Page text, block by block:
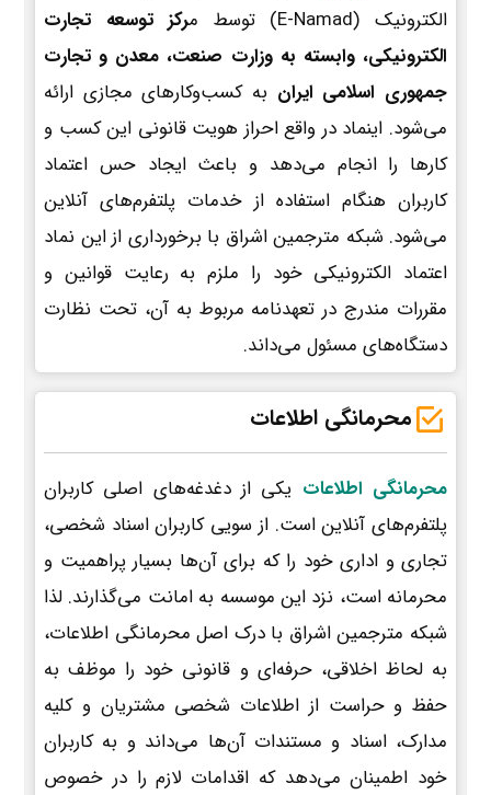
الکترونیک (E-Namad) توسط م
رکز توسعه تجارت
الکترونیکی، وابسته به وزارت صنعت، معدن و تجارت
جمهوری اسلامی ایران به کسب‌وکارهای مجازی ارائه
می‌شود. اینماد در واقع احراز هویت قانونی این کسب و
کارها را انجام می‌دهد و باعث ایجاد حس اعتماد
کاربران هنگام استفاده از خدمات پلتفرم‌های آنلاین
می‌شود. شبکه مترجمین اشراق با برخورداری از این نماد
اعتماد الکترونیکی خود را ملزم به رعایت قوانین و
مقررات مندرج در تعهدنامه مربوط به آن، تحت نظارت
دستگاه‌های مسئول می‌داند.
محرمانگی اطلاعات
محرمانگی اطلاعات یکی از دغدغه‌های اصلی کاربران
پلتفرم‌های آنلاین است. از سویی کاربران اسناد شخصی،
تجاری و اداری خود را که برای آن‌ها بسیار پراهمیت و
محرمانه است، نزد این موسسه به امانت می‌گذارند. لذا
شبکه مترجمین اشراق با درک اصل محرمانگی اطلاعات،
به لحاظ اخلاقی، حرفه‌ای و قانونی خود را موظف به
حفظ و حراست از اطلاعات شخصی مشتریان و کلیه
مدارک، اسناد و مستندات آن‌ها می‌داند و به کاربران
خود اطمینان می‌دهد که اقدامات لازم را در خصوص